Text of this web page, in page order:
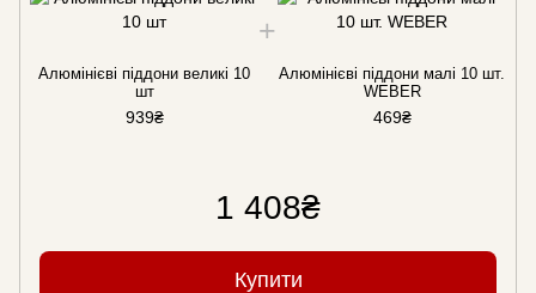
Алюмінієві піддони великі 10
шт
939₴
Алюмінієві піддони малі 10 шт.
WEBER
469₴
1 408₴
Купити